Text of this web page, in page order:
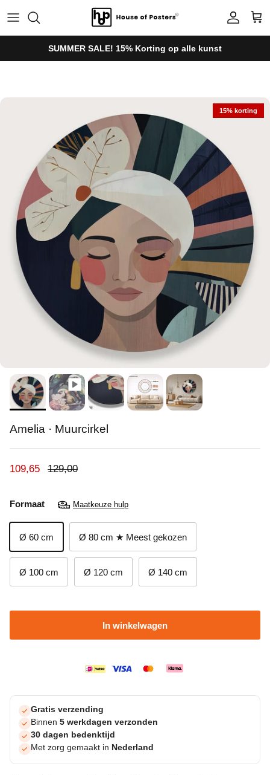
Account
SUMMER SALE! 15% Korting op alle kunst
15% korting
Amelia · Muurcirkel
Verkoopprijs
109,65 Reguliere prijs
129,00
Formaat Maatkeuze hulp
Ø 60 cm Ø 80 cm ★ Meest gekozen
Ø 100 cm Ø 120 cm Ø 140 cm
In winkelwagen
Gratis verzending
Binnen 5 werkdagen verzonden
30 dagen bedenktijd
Met zorg gemaakt in Nederland